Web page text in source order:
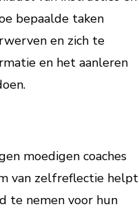
bepaalde taken
en zich te
en het aanleren
moedigen coaches
van zelfreflectie helpt
te nemen voor hun